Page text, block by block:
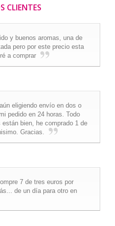
CLIENTES
y buenos aromas, una de
pero por este precio esta
a comprar
eligiendo envío en dos o
pedido en 24 horas. Todo
bien, he comprado 1 de
Gracias.
7 de tres euros por
de un día para otro en